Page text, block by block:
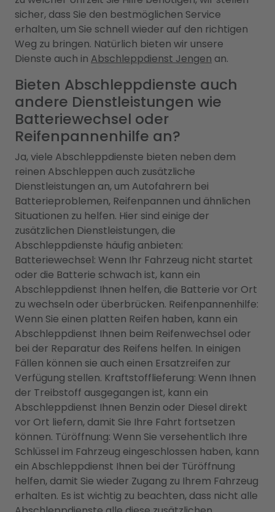
sicher, dass Sie den bestmöglichen Service
erhalten, um Sie schnell wieder auf den richtigen
Weg zu bringen. Natürlich bieten wir unsere
Dienste auch in Abschleppdienst Jengen an.
Bieten Abschleppdienste auch
andere Dienstleistungen wie
Batteriewechsel oder
Reifenpannenhilfe an?
Ja, viele Abschleppdienste bieten neben dem
reinen Abschleppen auch zusätzliche
Dienstleistungen an, um Autofahrern bei
Batterieproblemen, Reifenpannen und ähnlichen
Situationen zu helfen. Hier sind einige der
zusätzlichen Dienstleistungen, die
Abschleppdienste häufig anbieten:
Batteriewechsel: Wenn Ihr Fahrzeug nicht startet
oder die Batterie schwach ist, kann ein
Abschleppdienst Ihnen helfen, die Batterie vor Ort
zu wechseln oder überbrücken. Reifenpannenhilfe:
Wenn Sie einen platten Reifen haben, kann ein
Abschleppdienst Ihnen beim Reifenwechsel oder
bei der Reparatur des Reifens helfen. In einigen
Fällen können sie auch einen Ersatzreifen zur
Verfügung stellen. Kraftstofflieferung: Wenn Ihnen
der Treibstoff ausgegangen ist, kann ein
Abschleppdienst Ihnen Benzin oder Diesel direkt
vor Ort liefern, damit Sie Ihre Fahrt fortsetzen
können. Türöffnung: Wenn Sie versehentlich Ihre
Schlüssel im Fahrzeug eingeschlossen haben, kann
ein Abschleppdienst Ihnen bei der Türöffnung
helfen, damit Sie wieder Zugang zu Ihrem Fahrzeug
erhalten. Es ist wichtig zu beachten, dass nicht alle